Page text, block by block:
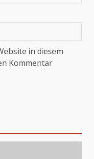
in diesem
Kommentar